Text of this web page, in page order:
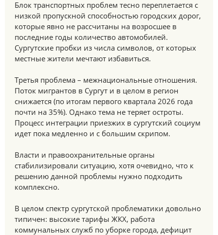
Блок транспортных проблем тесно переплетается с
низкой пропускной способностью городских дорог,
которые явно не рассчитаны на возросшее в
последние годы количество автомобилей.
Сургутские пробки из числа символов, от которых
местные жители мечтают избавиться.
Третья проблема – межнациональные отношения.
Поток мигрантов в Сургут и в целом в регион
снижается (по итогам первого квартала 2026 года
почти на 35%). Однако тема не теряет остроты.
Процесс интеграции приезжих в сургутский социум
идет пока медленно и с большим скрипом.
Власти и правоохранительные органы
стабилизировали ситуацию, хотя очевидно, что к
решению данной проблемы нужно подходить
комплексно.
В целом спектр сургутской проблематики довольно
типичен: высокие тарифы ЖКХ, работа
коммунальных служб по уборке города, дефицит